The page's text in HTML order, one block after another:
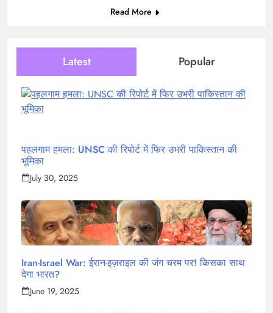
Read More
Latest Popular
पहलगाम हमला: UNSC की रिपोर्ट में फिर उभरी पाकिस्तान की
भूमिका
July 30, 2025
Iran-Israel War: ईरान-इज़राइल की जंग चरम पर! किसका साथ
देगा भारत?
June 19, 2025